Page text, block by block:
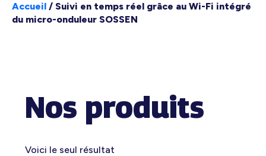
Accueil / Suivi en temps réel grâce au Wi-Fi intégré
du micro-onduleur SOSSEN
Nos produits
Voici le seul résultat